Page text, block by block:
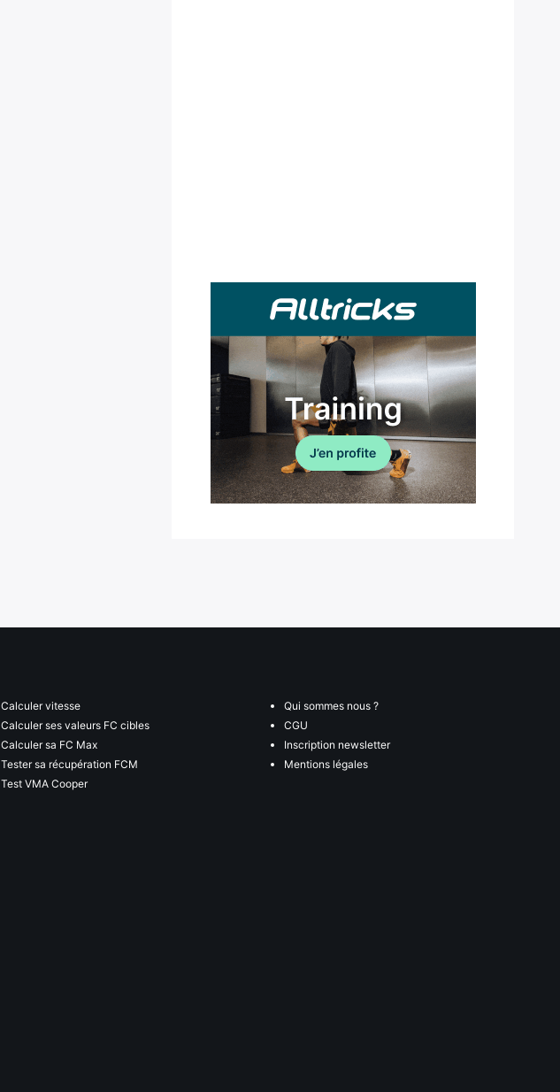
Calculer vitesse
Calculer ses valeurs FC cibles
Calculer sa FC Max
Tester sa récupération FCM
Test VMA Cooper
Qui sommes nous ?
CGU
Inscription newsletter
Mentions légales